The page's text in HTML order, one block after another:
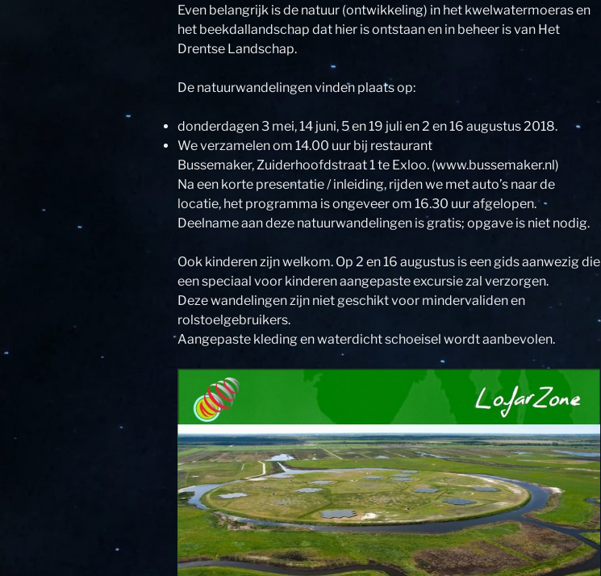
Even belangrijk is de natuur (ontwikkeling) in het kwelwatermoeras en
het beekdallandschap dat hier is ontstaan en in beheer is van Het
Drentse Landschap.
De natuurwandelingen vinden plaats op:
donderdagen 3 mei, 14 juni, 5 en 19 juli en 2 en 16 augustus 2018.
We verzamelen om 14.00 uur bij restaurant
Bussemaker, Zuiderhoofdstraat 1 te Exloo. (www.bussemaker.nl)
Na een korte presentatie / inleiding, rijden we met auto’s naar de
locatie, het programma is ongeveer om 16.30 uur afgelopen.
Deelname aan deze natuurwandelingen is gratis; opgave is niet nodig.
Ook kinderen zijn welkom. Op 2 en 16 augustus is een gids aanwezig die
een speciaal voor kinderen aangepaste excursie zal verzorgen.
Deze wandelingen zijn niet geschikt voor mindervaliden en
rolstoelgebruikers.
Aangepaste kleding en waterdicht schoeisel wordt aanbevolen.